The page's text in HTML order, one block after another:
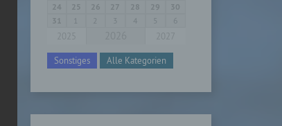
24
25 26 27 28 29
30
31
1 2 3 4 5 6
Sonstiges Alle Kategorien